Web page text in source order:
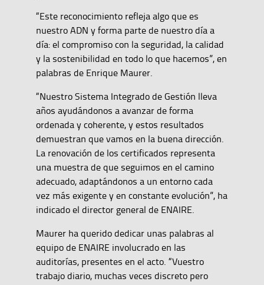
“Este reconocimiento refleja algo que es
nuestro ADN y forma parte de nuestro día a
día: el compromiso con la seguridad, la calidad
y la sostenibilidad en todo lo que hacemos”, en
palabras de Enrique Maurer.
“Nuestro Sistema Integrado de Gestión lleva
años ayudándonos a avanzar de forma
ordenada y coherente, y estos resultados
demuestran que vamos en la buena dirección.
La renovación de los certificados representa
una muestra de que seguimos en el camino
adecuado, adaptándonos a un entorno cada
vez más exigente y en constante evolución”, ha
indicado el director general de ENAIRE.
Maurer ha querido dedicar unas palabras al
equipo de ENAIRE involucrado en las
auditorías, presentes en el acto. “Vuestro
trabajo diario, muchas veces discreto pero